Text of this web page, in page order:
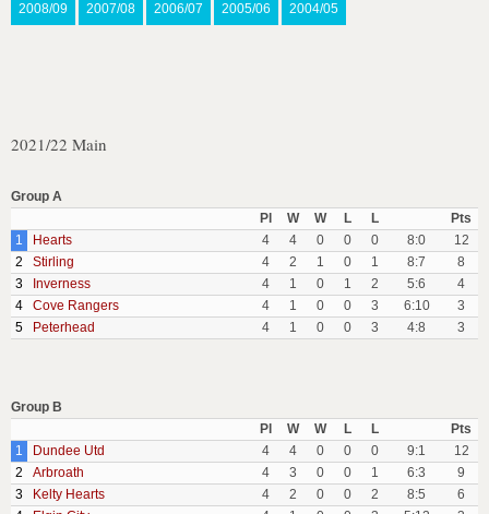
2008/09 2007/08 2006/07 2005/06 2004/05
2021/22 Main
Group A
Pl
W W L L
Pts
1
Hearts 4 4 0 0 0 8:0
12
2
Stirling 4 2 1 0 1 8:7
8
3
Inverness 4 1 0 1 2 5:6
4
4
Cove Rangers 4 1 0 0 3 6:10
3
5
Peterhead 4 1 0 0 3 4:8 3
Group B
Pl
W W L L
Pts
1
Dundee Utd 4 4 0 0 0 9:1
12
2
Arbroath 4 3 0 0 1 6:3
9
3
Kelty Hearts 4 2 0 0 2 8:5
6